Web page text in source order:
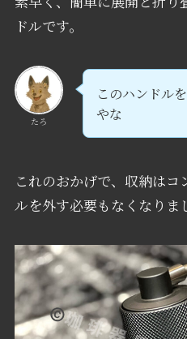
ドルです。
たろ
このハンドル
やな
これのおかげで、収納は
ルを外す必要もなくなりま